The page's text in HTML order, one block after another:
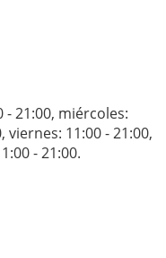
- 21:00, miércoles:
, viernes: 11:00 - 21:00,
- 21:00.